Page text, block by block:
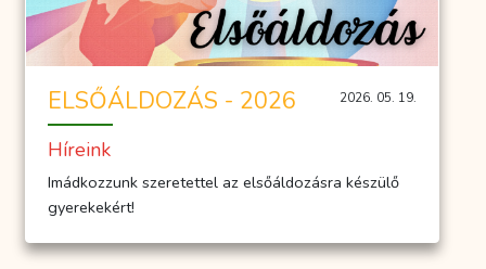
ELSŐÁLDOZÁS - 2026 2026. 05. 19.
Híreink
Imádkozzunk szeretettel az elsőáldozásra készülő
gyerekekért!